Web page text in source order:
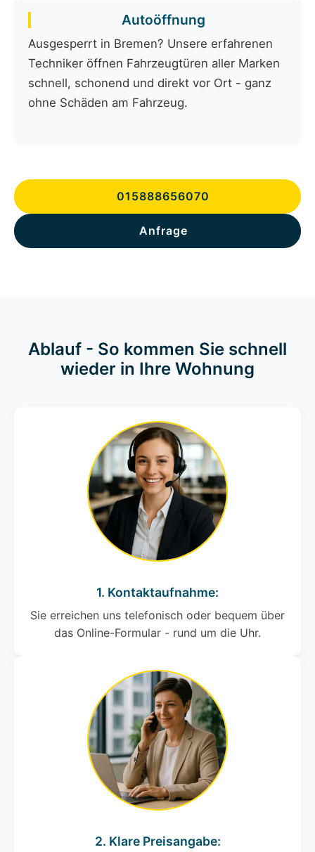
Autoöffnung
Ausgesperrt in Bremen? Unsere erfahrenen
Techniker öffnen Fahrzeugtüren aller Marken
schnell, schonend und direkt vor Ort - ganz
ohne Schäden am Fahrzeug.
015888656070
Anfrage
Ablauf - So kommen Sie schnell
wieder in Ihre Wohnung
1. Kontaktaufnahme:
Sie erreichen uns telefonisch oder bequem über
das Online-Formular - rund um die Uhr.
2. Klare Preisangabe: